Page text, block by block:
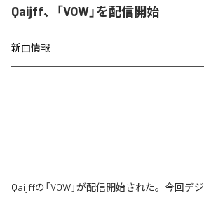
Qaijff、「VOW」を配信開始
新曲情報
Qaijffの「VOW」が配信開始された。今回デ